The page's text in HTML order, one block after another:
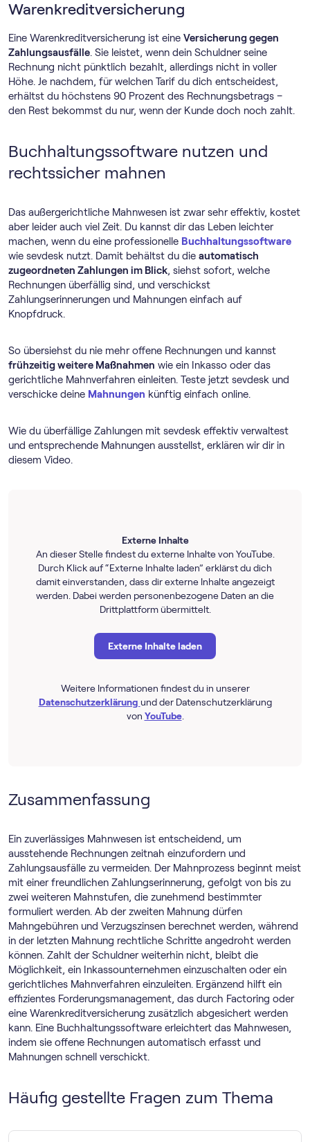
Warenkreditversicherung
Eine Warenkreditversicherung ist eine Versicherung gegen
Zahlungsausfälle. Sie leistet, wenn dein Schuldner seine
Rechnung nicht pünktlich bezahlt, allerdings nicht in voller
Höhe. Je nachdem, für welchen Tarif du dich entscheidest,
erhältst du höchstens 90 Prozent des Rechnungsbetrags –
den Rest bekommst du nur, wenn der Kunde doch noch zahlt.
Buch­haltungs­software nutzen und
rechtssicher mahnen
Das außergerichtliche Mahnwesen ist zwar sehr effektiv, kostet
aber leider auch viel Zeit. Du kannst dir das Leben leichter
machen, wenn du eine professionelle Buch­haltungs­software
wie sevdesk nutzt. Damit behältst du die automatisch
zugeordneten Zahlungen im Blick, siehst sofort, welche
Rechnungen überfällig sind, und verschickst
Zahlungserinnerungen und Mahnungen einfach auf
Knopfdruck.
So übersiehst du nie mehr offene Rechnungen und kannst
frühzeitig weitere Maßnahmen wie ein Inkasso oder das
gerichtliche Mahnverfahren einleiten. Teste jetzt sevdesk und
verschicke deine Mahnungen künftig einfach online.
Wie du überfällige Zahlungen mit sevdesk effektiv verwaltest
und entsprechende Mahnungen ausstellst, erklären wir dir in
diesem Video.
Externe Inhalte
An dieser Stelle findest du externe Inhalte von YouTube.
Durch Klick auf “Externe Inhalte laden” erklärst du dich
damit einverstanden, dass dir externe Inhalte angezeigt
werden. Dabei werden personenbezogene Daten an die
Drittplattform übermittelt.
Externe Inhalte laden
Weitere Informationen findest du in unserer
Datenschutzerklärung und der Datenschutzerklärung
von YouTube.
Zusammenfassung
Ein zuverlässiges Mahnwesen ist entscheidend, um
ausstehende Rechnungen zeitnah einzufordern und
Zahlungsausfälle zu vermeiden. Der Mahnprozess beginnt meist
mit einer freundlichen Zahlungserinnerung, gefolgt von bis zu
zwei weiteren Mahnstufen, die zunehmend bestimmter
formuliert werden. Ab der zweiten Mahnung dürfen
Mahngebühren und Verzugszinsen berechnet werden, während
in der letzten Mahnung rechtliche Schritte angedroht werden
können. Zahlt der Schuldner weiterhin nicht, bleibt die
Möglichkeit, ein Inkassounternehmen einzuschalten oder ein
gerichtliches Mahnverfahren einzuleiten. Ergänzend hilft ein
effizientes Forderungsmanagement, das durch Factoring oder
eine Warenkreditversicherung zusätzlich abgesichert werden
kann. Eine Buch­haltungs­software erleichtert das Mahnwesen,
indem sie offene Rechnungen automatisch erfasst und
Mahnungen schnell verschickt.
Häufig gestellte Fragen zum Thema